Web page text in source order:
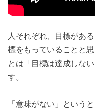
人それぞれ、目標があ
標をもっていることと
とは「目標は達成しな
す。
「意味がない」という